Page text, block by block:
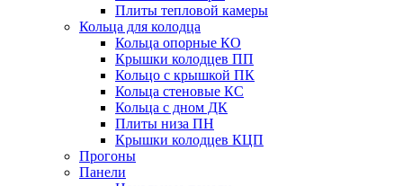
Плиты тепловой камеры
Кольца для колодца
Кольца опорные КО
Крышки колодцев ПП
Кольцо с крышкой ПК
Кольца стеновые КС
Кольца с дном ДК
Плиты низа ПН
Крышки колодцев КЦП
Прогоны
Панели